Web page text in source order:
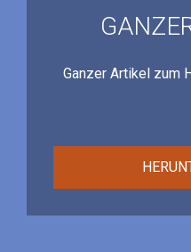
Ganzer Artikel zum